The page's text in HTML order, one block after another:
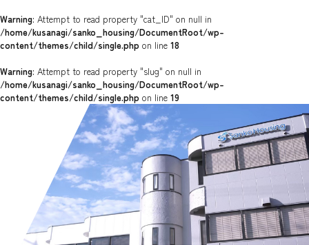
Warning: Attempt to read property "cat_ID" on null in
/home/kusanagi/sanko_housing/DocumentRoot/wp-
content/themes/child/single.php on line 18
Warning: Attempt to read property "slug" on null in
/home/kusanagi/sanko_housing/DocumentRoot/wp-
content/themes/child/single.php on line 19